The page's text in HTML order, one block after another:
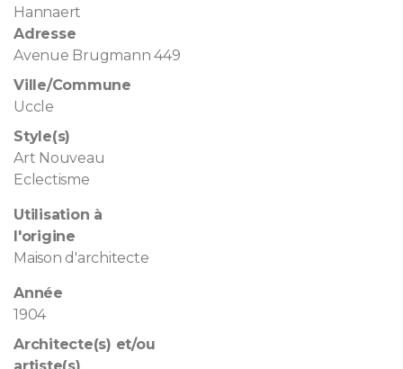
Hannaert
Adresse
Avenue Brugmann 449
Ville/Commune
Uccle
Style(s)
Art Nouveau
Eclectisme
Utilisation à
l'origine
Maison d'architecte
Année
1904
Architecte(s) et/ou
artiste(s)